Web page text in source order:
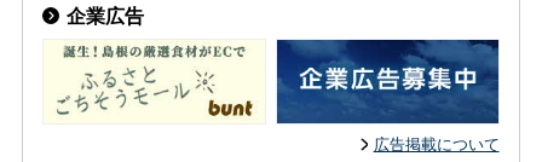
企業広告
広告掲載について